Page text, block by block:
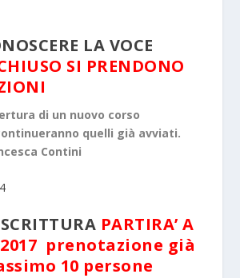
LA VOCE
SI PRENDONO
di un nuovo corso
quelli già avviati.
Contini
PARTIRA’ A
2017 prenotazione già
10 persone